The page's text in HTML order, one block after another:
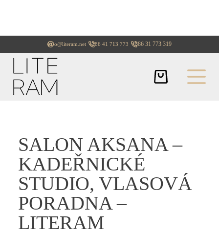
info@literam.net +386 41 713 773 +386 31 773 319
SALON AKSANA –
KADEŘNICKÉ
STUDIO, VLASOVÁ
PORADNA –
LITERAM